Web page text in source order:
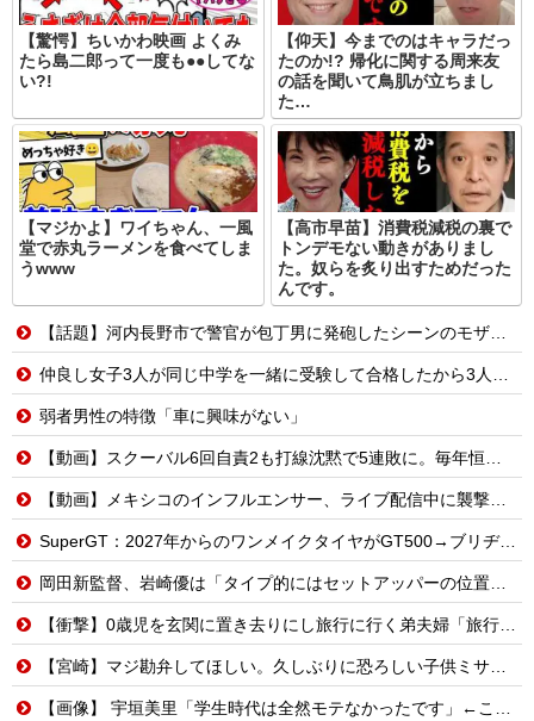
【驚愕】ちいかわ映画 よくみ
たら島二郎って一度も●●してな
い?!
【仰天】今までのはキャラだっ
たのか!? 帰化に関する周来友
の話を聞いて鳥肌が立ちまし
た…
【マジかよ】ワイちゃん、一風
堂で赤丸ラーメンを食べてしま
うwww
【高市早苗】消費税減税の裏で
トンデモない動きがありまし
た。奴らを炙り出すためだった
んです。
【話題】河内長野市で警官が包丁男に発砲したシーンのモザ無し映像が公開される。
仲良し女子3人が同じ中学を一緒に受験して合格したから3人で進学するんだってと言ってる
弱者男性の特徴「車に興味がない」
【動画】スクーバル6回自責2も打線沈黙で5連敗に。毎年恒例の苦しい時期に入るドジャースファン
【動画】メキシコのインフルエンサー、ライブ配信中に襲撃されて死亡。
SuperGT：2027年からのワンメイクタイヤがGT500→ブリヂストン、GT300→ダンロップに決まったわけだが
岡田新監督、岩崎優は「タイプ的にはセットアッパーの位置が一番合うてる」←おーん
【衝撃】0歳児を玄関に置き去りにし旅行に行く弟夫婦「旅行中、1ヶ月世話しろw」18年後に返せと言われ「お前らの子供、捨てたよ?」「は!?」
【宮崎】マジ勘弁してほしい。久しぶりに恐ろしい子供ミサイルを見た。
【画像】 宇垣美里「学生時代は全然モテなかったです」←これほんまかぁ？w w w w w w w w